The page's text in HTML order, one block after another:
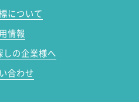
について
情報
しの企業様へ
合わせ